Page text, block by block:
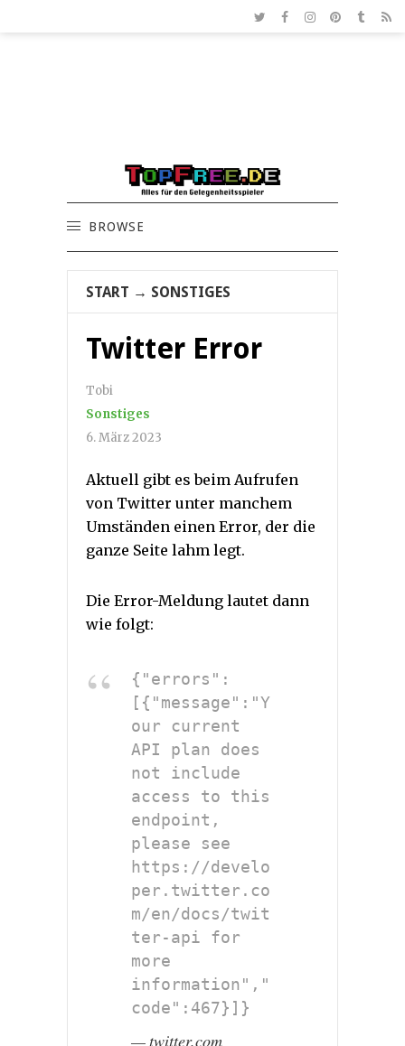
BROWSE
START → SONSTIGES
Twitter Error
Tobi
Sonstiges
6. März 2023
Aktuell gibt es beim Aufrufen
von Twitter unter manchem
Umständen einen Error, der die
ganze Seite lahm legt.
Die Error-Meldung lautet dann
wie folgt:
{"errors":
[{"message":"Y
our current
API plan does
not include
access to this
endpoint,
please see
https://develo
per.twitter.co
m/en/docs/twit
ter-api for
more
information","
code":467}]}
twitter.com